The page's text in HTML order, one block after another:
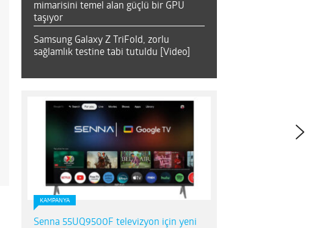
mimarisini temel alan güçlü bir GPU
taşıyor
Samsung Galaxy Z TriFold, zorlu
sağlamlık testine tabi tutuldu [Video]
KAMPANYA
Senna 55UQ9500F televizyon için yeni